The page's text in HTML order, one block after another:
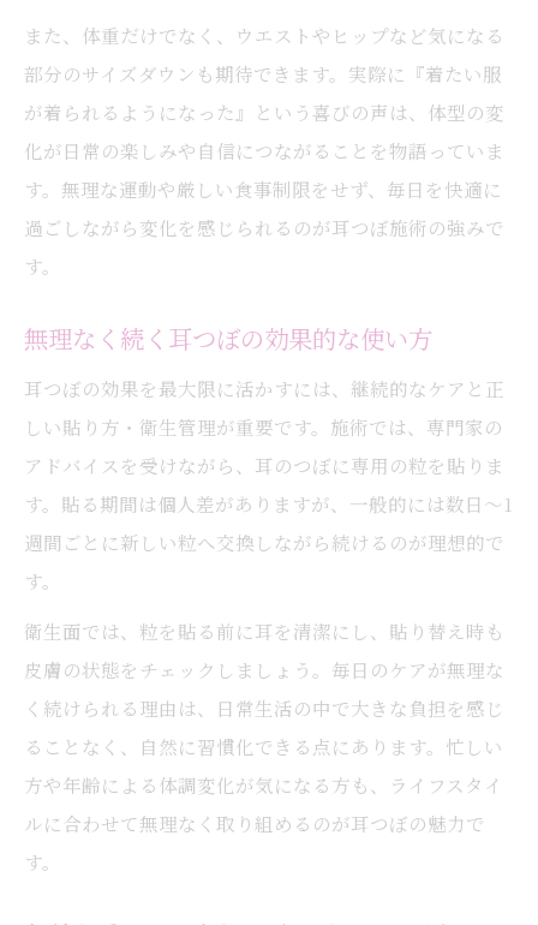
耳つぼで叶えるおしゃれと健康習慣
耳つぼで楽しむおしゃれと健康の両立法
耳つぼで叶う毎日の美容と体型ケア習慣
耳つぼがおしゃれな生活に与える変化
耳つぼ施術で始まる新しい健康ルーティン
耳つぼで作る自分らしいおしゃれ習慣
また、体重だけでなく、ウエストやヒップなど気になる
部分のサイズダウンも期待できます。実際に『着たい服
が着られるようになった』という喜びの声は、体型の変
化が日常の楽しみや自信につながることを物語っていま
す。無理な運動や厳しい食事制限をせず、毎日を快適に
過ごしながら変化を感じられるのが耳つぼ施術の強みで
す。
無理なく続く耳つぼの効果的な使い方
耳つぼの効果を最大限に活かすには、継続的なケアと正
しい貼り方・衛生管理が重要です。施術では、専門家の
アドバイスを受けながら、耳のつぼに専用の粒を貼りま
す。貼る期間は個人差がありますが、一般的には数日～1
週間ごとに新しい粒へ交換しながら続けるのが理想的で
す。
衛生面では、粒を貼る前に耳を清潔にし、貼り替え時も
皮膚の状態をチェックしましょう。毎日のケアが無理な
く続けられる理由は、日常生活の中で大きな負担を感じ
ることなく、自然に習慣化できる点にあります。忙しい
方や年齢による体調変化が気になる方も、ライフスタイ
ルに合わせて無理なく取り組めるのが耳つぼの魅力で
す。